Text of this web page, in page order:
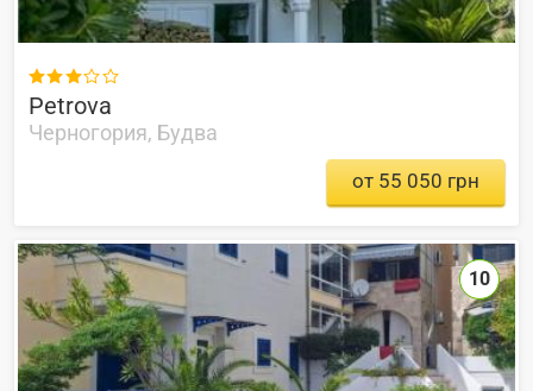

Petrova
Черногория, Будва
от 55 050 грн
10